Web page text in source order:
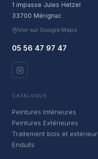
1 impasse Jules Hetzel
33700 Mérignac
Voir sur Google Maps
05 56 47 97 47
CATALOGUE
Peintures Intérieures
Peintures Extérieures
Traitement bois et extérieur
Enduits